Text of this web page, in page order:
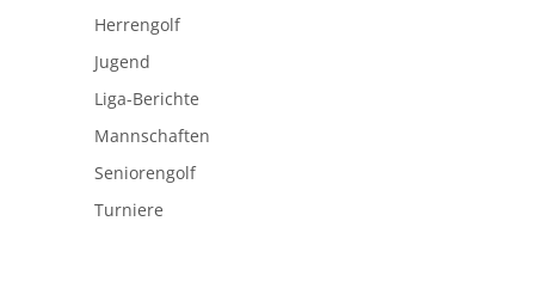
Herrengolf
Jugend
Liga-Berichte
Mannschaften
Seniorengolf
Turniere